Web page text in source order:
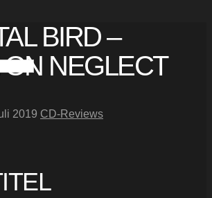
BIRD –
NEGLECT
2019 CD-Reviews